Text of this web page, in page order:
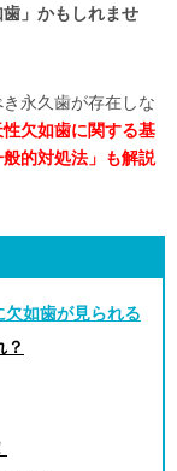
」かもしれませ
永久歯が存在しな
性欠如歯に関する基
的対処法」も解説
如歯が見られる
？